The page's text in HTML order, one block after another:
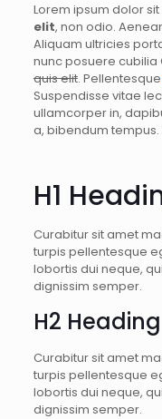
Lorem ipsum dolor
elit, non odio.
Aliquam ultricies
nunc posuere cubilia
quis elit. Pellentesque
Suspendisse vitae
ullamcorper in,
a, bibendum tempus.
H1
Curabitur sit amet
turpis pellentesque
lobortis dui neque,
dignissim semper.
H2 Heading
Curabitur sit amet
turpis pellentesque
lobortis dui neque,
dignissim semper.